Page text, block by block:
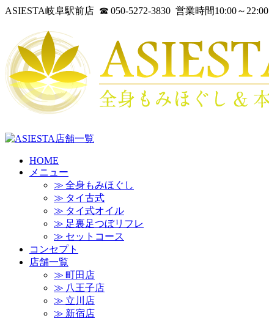
ASIESTA岐阜駅前店 ☎ 050-5272-3830 営業時間10:00～22:00
HOME
メニュー
≫ 全身もみほぐし
≫ タイ古式
≫ タイ式オイル
≫ 足裏足つぼリフレ
≫ セットコース
コンセプト
店舗一覧
≫ 町田店
≫ 八王子店
≫ 立川店
≫ 新宿店